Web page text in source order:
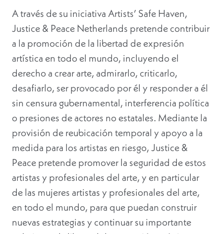
A través de su iniciativa Artists’ Safe Haven,
Justice & Peace Netherlands pretende contribuir
a la promoción de la libertad de expresión
artística en todo el mundo, incluyendo el
derecho a crear arte, admirarlo, criticarlo,
desafiarlo, ser provocado por él y responder a él
sin censura gubernamental, interferencia política
o presiones de actores no estatales. Mediante la
provisión de reubicación temporal y apoyo a la
medida para los artistas en riesgo, Justice &
Peace pretende promover la seguridad de estos
artistas y profesionales del arte, y en particular
de las mujeres artistas y profesionales del arte,
en todo el mundo, para que puedan construir
nuevas estrategias y continuar su importante